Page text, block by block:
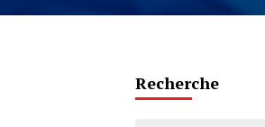
Recherche